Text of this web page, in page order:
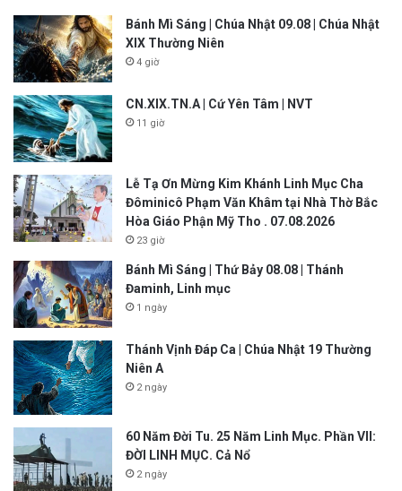
Bánh Mì Sáng | Chúa Nhật 09.08 | Chúa Nhật
XIX Thường Niên
4 giờ
CN.XIX.TN.A | Cứ Yên Tâm | NVT
11 giờ
Lễ Tạ Ơn Mừng Kim Khánh Linh Mục Cha
Đôminicô Phạm Văn Khâm tại Nhà Thờ Bắc
Hòa Giáo Phận Mỹ Tho . 07.08.2026
23 giờ
Bánh Mì Sáng | Thứ Bảy 08.08 | Thánh
Đaminh, Linh mục
1 ngày
Thánh Vịnh Đáp Ca | Chúa Nhật 19 Thường
Niên A
2 ngày
60 Năm Đời Tu. 25 Năm Linh Mục. Phần VII:
ĐỜI LINH MỤC. Cả Nổ
2 ngày